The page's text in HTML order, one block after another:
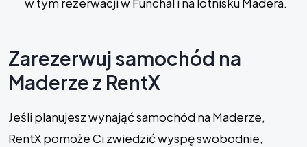
Zarezerwuj samochód na
Maderze z RentX
Jeśli planujesz wynająć samochód na Maderze,
RentX pomoże Ci zwiedzić wyspę swobodnie,